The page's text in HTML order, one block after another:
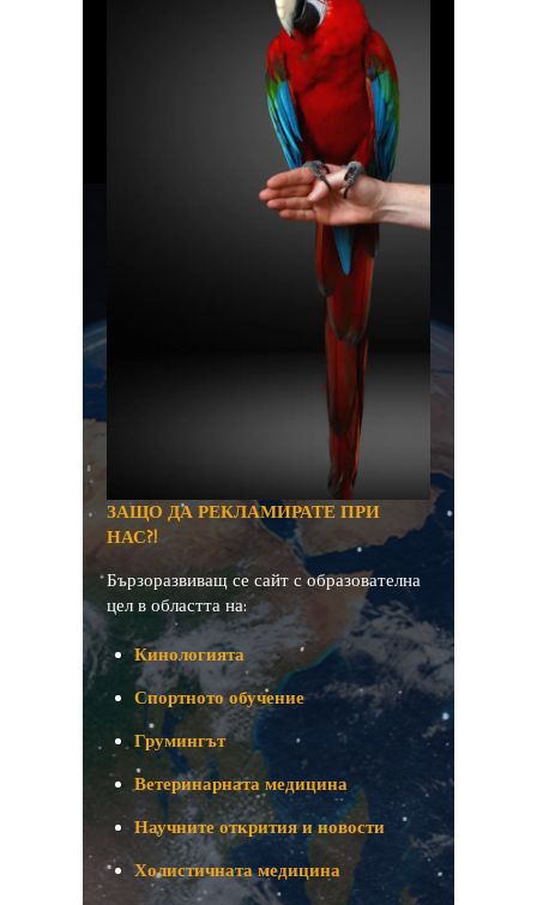
ЗАЩО ДА РЕКЛАМИРАТЕ ПРИ
НАС?!
Бързоразвиващ се сайт с образователна
цел в областта на:
Кинологията
Спортното обучение
Грумингът
Ветеринарната медицина
Научните открития и новости
Холистичната медицина